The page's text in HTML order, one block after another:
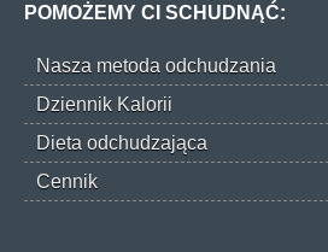
POMOŻEMY CI SCHUDNĄĆ:
Nasza metoda odchudzania
Dziennik Kalorii
Dieta odchudzająca
Cennik